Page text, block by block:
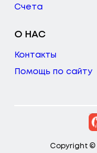
Счета
О НАС
Контакты
Помощь по сайту
Copyright ©